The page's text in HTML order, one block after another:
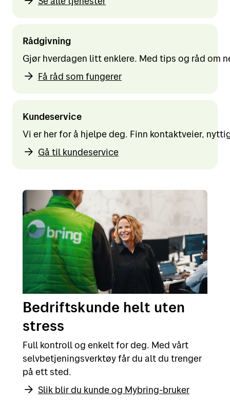
Rådgivning
Gjør hverdagen litt enklere. Med tips og råd om
Få råd som fungerer
Kundeservice
Vi er her for å hjelpe deg. Finn kontaktveier,
Gå til kundeservice
Bedriftskunde helt uten
stress
Full kontroll og enkelt for deg. Med vårt
selvbetjeningsverktøy får du alt du trenger
på ett sted.
Slik blir du kunde og Mybring-bruker